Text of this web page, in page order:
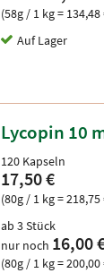
(58g / 1 kg = 134,48
Auf Lager
Lycopin 10
120 Kapseln
17,50 €
(80g / 1 kg = 218,75
ab 3 Stück
nur noch 16,00
(80g / 1 kg = 200,00